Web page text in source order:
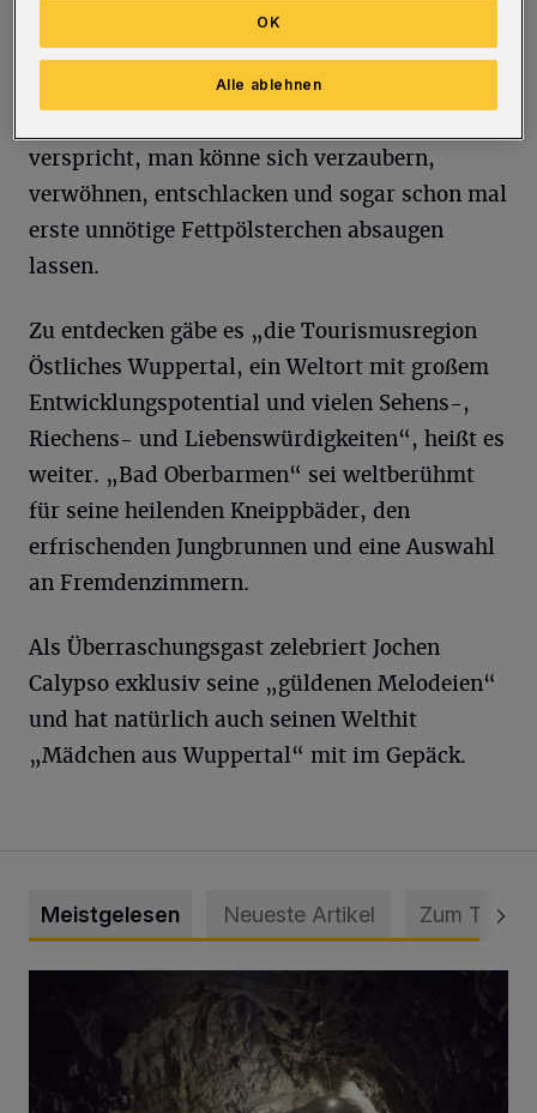
einen maßgeschneiderten Kurschatten”,
verspricht Daniela Raimund von der
einzigartigen Tourismuszentrale auf dem
verspricht, man könne sich verzaubern,
verwöhnen, entschlacken und sogar schon mal
erste unnötige Fettpölsterchen absaugen
lassen.
Zu entdecken gäbe es „die Tourismusregion
Östliches Wuppertal, ein Weltort mit großem
Entwicklungspotential und vielen Sehens-,
Riechens- und Liebenswürdigkeiten“, heißt es
weiter. „Bad Oberbarmen“ sei weltberühmt
für seine heilenden Kneippbäder, den
erfrischenden Jungbrunnen und eine Auswahl
an Fremdenzimmern.
Als Überraschungsgast zelebriert Jochen
Calypso exklusiv seine „güldenen Melodeien“
und hat natürlich auch seinen Welthit
„Mädchen aus Wuppertal“ mit im Gepäck.
Meistgelesen Neueste Artikel Zum Thema
Alle ablehnen
OK